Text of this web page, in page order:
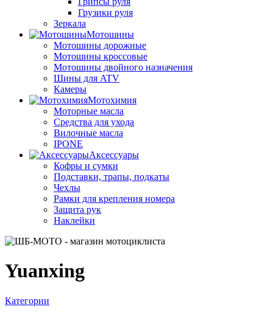
Грузики руля
Зеркала
Мотошины
Мотошины дорожные
Мотошины кроссовые
Мотошины двойного назначения
Шины для ATV
Камеры
Мотохимия
Моторные масла
Средства для ухода
Вилочные масла
IPONE
Аксессуары
Кофры и сумки
Подставки, трапы, подкаты
Чехлы
Рамки для крепления номера
Защита рук
Наклейки
Yuanxing
Категории